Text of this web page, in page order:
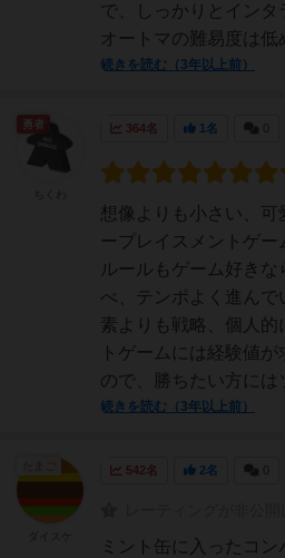
で、しっかりとインタ
オートマの難易度は低
続きを読む（3年以上前）
364名 1名
想像よりも小さい、可
ープレイスメントゲー
ルールもゲーム好き
べ、テンポよく進んで
素よりも戦略、個人
トゲームには経験値
ので、勝ちたい方には
続きを読む（3年以上前）
勇者
542名 2名
ミント缶に入ったコ